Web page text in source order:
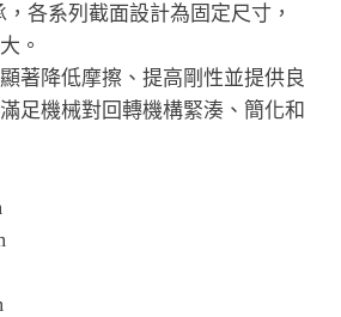
各系列截面設計為固定尺寸，
。
著降低摩擦、提高剛性並提供良
足機械對回轉機構緊湊、簡化和